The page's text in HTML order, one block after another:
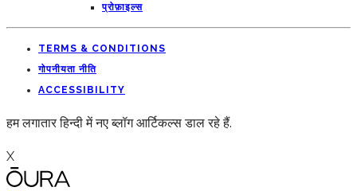
प्रोफ़ाइल्स
TERMS & CONDITIONS
गोपनीयता नीति
ACCESSIBILITY
हम लगातार हिन्दी में नए ब्लॉग आर्टिकल्स डाल रहे हैं.
X